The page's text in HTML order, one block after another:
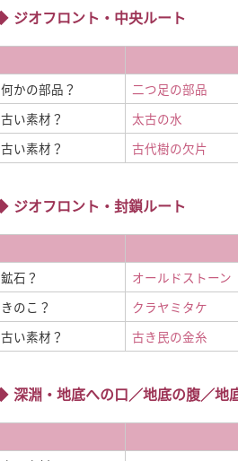
ジオフロント・中央ルート
何かの部品？
二つ足の部品
古い素材？
太古の水
古い素材？
古代樹の欠片
ジオフロント・封鎖ルート
鉱石？
オールドストーン
きのこ？
クラヤミタケ
古い素材？
古き民の金糸
深淵・地底への口／地底の腹／地